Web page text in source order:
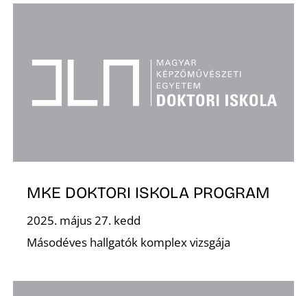
MKE DOKTORI ISKOLA PROGRAM
2025. május 27. kedd
Másodéves hallgatók komplex vizsgája